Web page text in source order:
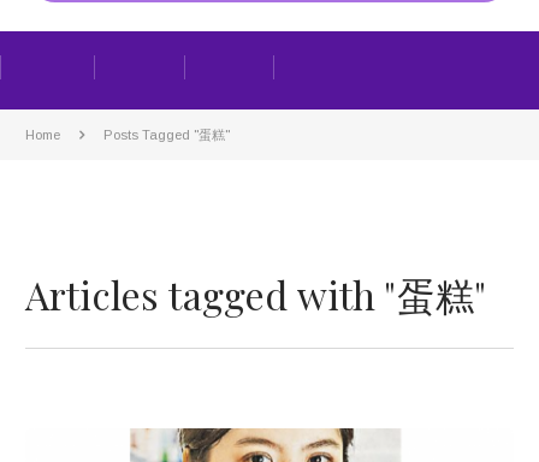
Home Posts Tagged "蛋糕"
Articles tagged with "蛋糕"